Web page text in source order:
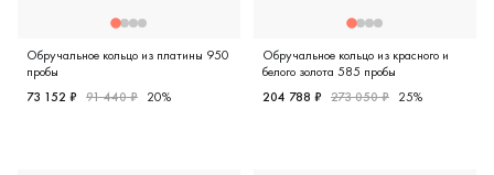
Обручальное кольцо из платины 950
пробы
73 152 ₽ 91 440 ₽ 20%
Обручальное кольцо из красного и
белого золота 585 пробы
204 788 ₽ 273 050 ₽ 25%